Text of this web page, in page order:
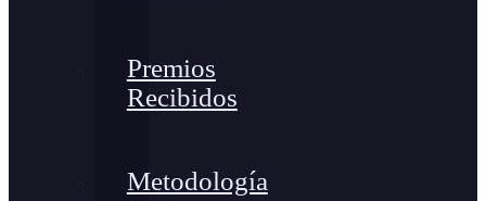
Premios
Recibidos
Metodología